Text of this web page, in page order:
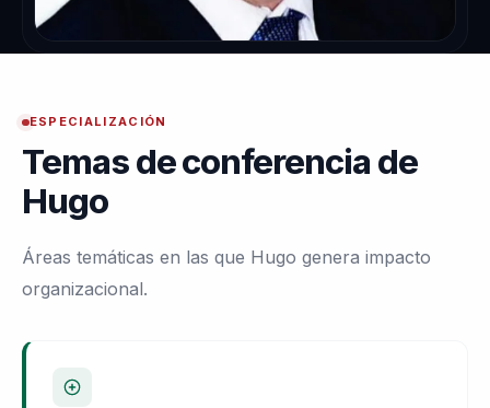
ESPECIALIZACIÓN
Temas de conferencia de
Hugo
Áreas temáticas en las que Hugo genera impacto
organizacional.